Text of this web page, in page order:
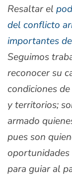
Resaltar el
del conflicto
importantes
Seguimos
reconocer su
condiciones
y territorios;
armado
pues son
para guiar al